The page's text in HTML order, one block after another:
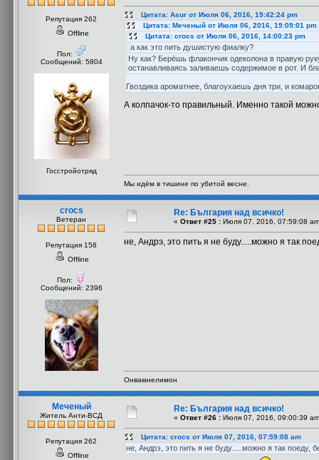
Репутация 262
Offline
Пол:
Сообщений: 5804
Госстройотряд
Цитата: Asur от Июля 06, 2016, 19:42:24 pm
Цитата: Меченый от Июля 06, 2016, 19:09:01 pm
Цитата: crocs от Июля 06, 2016, 14:00:23 pm
а как это пить душистую фиалку?
Ну как? Берёшь флакончик одеколона в правую
останавливаясь заливаешь содержимое в рот. И
Гвоздика ароматнее, благоухаешь дня три, и
А колпачок-то правильный. Именно такой
Мы идём в тишине по убитой весне.
crocs
Ветеран
Репутация 158
Offline
Пол:
Сообщений: 2396
Re: България над всичко!
« Ответ #25 : Июля 07, 2016, 07:59:08
не, Андрэ, это пить я не буду.....можно я так
Онвамнелимон
Меченый
Житель Анти-ВСД
Репутация 262
Offline
Re: България над всичко!
« Ответ #26 : Июля 07, 2016, 09:00:39
Цитата: crocs от Июля 07, 2016, 07:59:08 am
не, Андрэ, это пить я не буду.....можно я так поеду,